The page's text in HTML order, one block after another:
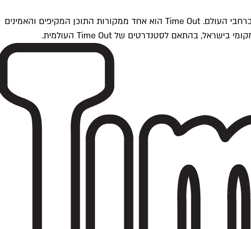
Time Outתל אביב הוא חלק מרשת Time Out Global — רשת מדיה בינלאומית הפועלת ב-360 ערים מרכזיות וב-60 מדינות ברחבי העולם. Time Out הוא אחד ממקורות התוכן המקיפים והאמינים